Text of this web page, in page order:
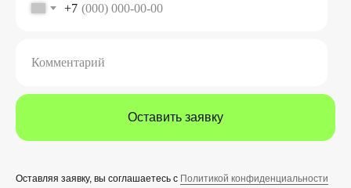
+7
Комментарий
Оставить заявку
Оставляя заявку, вы соглашаетесь с Политикой конфиденциальности